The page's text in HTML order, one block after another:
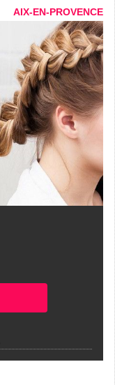
AIX-EN-PROVENCE